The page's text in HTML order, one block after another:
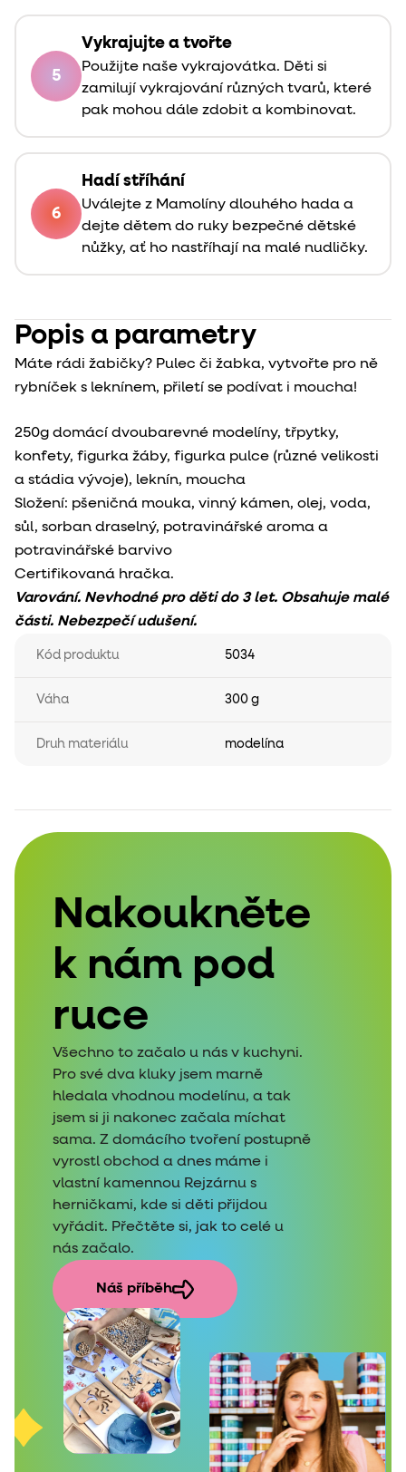
5
Vykrajujte a tvořte
Použijte naše vykrajovátka. Děti si
zamilují vykrajování různých tvarů, které
pak mohou dále zdobit a kombinovat.
6
Hadí stříhání
Uválejte z Mamolíny dlouhého hada a
dejte dětem do ruky bezpečné dětské
nůžky, ať ho nastříhají na malé nudličky.
Popis a parametry
Máte rádi žabičky? Pulec či žabka, vytvořte pro ně
rybníček s leknínem, přiletí se podívat i moucha!
250g domácí dvoubarevné modelíny, třpytky,
konfety, figurka žáby, figurka pulce (různé velikosti
a stádia vývoje), leknín, moucha
Složení: pšeničná mouka, vinný kámen, olej, voda,
sůl, sorban draselný, potravinářské aroma a
potravinářské barvivo
Certifikovaná hračka.
Varování. Nevhodné pro děti do 3 let. Obsahuje malé
části. Nebezpečí udušení.
Kód produktu 5034
Váha 300 g
Druh materiálu modelína
Nakoukněte
k nám pod
ruce
Všechno to začalo u nás v kuchyni.
Pro své dva kluky jsem marně
hledala vhodnou modelínu, a tak
jsem si ji nakonec začala míchat
sama. Z domácího tvoření postupně
vyrostl obchod a dnes máme i
vlastní kamennou Rejzárnu s
herničkami, kde si děti přijdou
vyřádit. Přečtěte si, jak to celé u
nás začalo.
Náš příběh